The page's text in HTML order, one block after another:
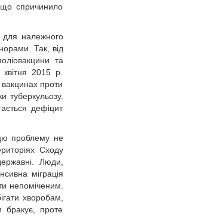
що спричинило
для належного
Так, від
та
2015 р.
проти
туберкульозу.
дефіцит
проблему не
Сходу
Люди,
міграція
непоміченим.
хворобам,
бракує, проте